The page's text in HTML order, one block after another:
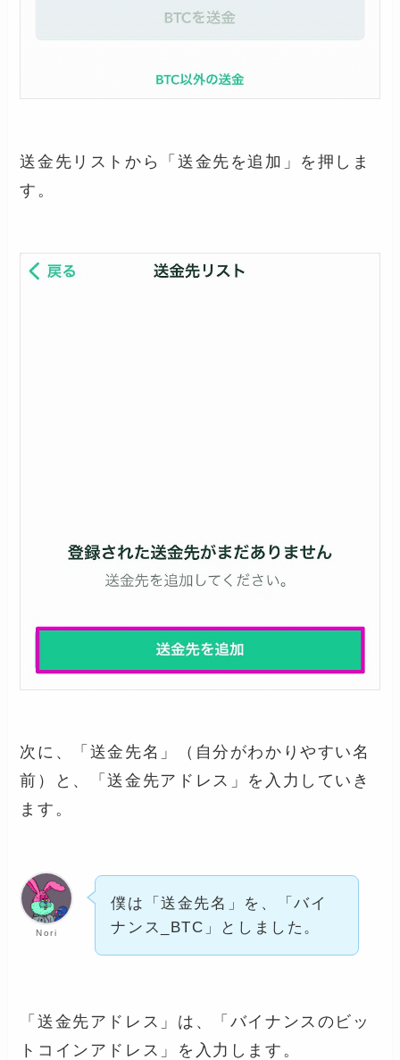
送金先リストから「送金先を追加」を押しま
す。
次に、「送金先名」（自分がわかりやすい名
前）と、「送金先アドレス」を入力していき
ます。
Nori
僕は「送金先名」を、「バイ
ナンス_BTC」としました。
「送金先アドレス」は、「バイナンスのビッ
トコインアドレス」を入力します。